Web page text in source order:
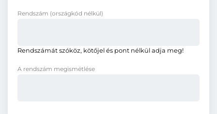
Rendszám (országkód nélkül)
Rendszámát szóköz, kötőjel és pont nélkül adja meg!
A rendszám megismétlése